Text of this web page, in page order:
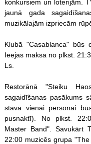
konkursiem un loterijām.
jaunā gada
muzikālajām izpriecām
Klubā "Casablanca" būs
Ieejas maksa no plkst.
Ls.
Restorānā "Steiku
sagaidīšanas pasākums
stāvā vienai personai
pusnaktī). No plkst.
Master Band". Savukārt
22:00 muzicēs grupa